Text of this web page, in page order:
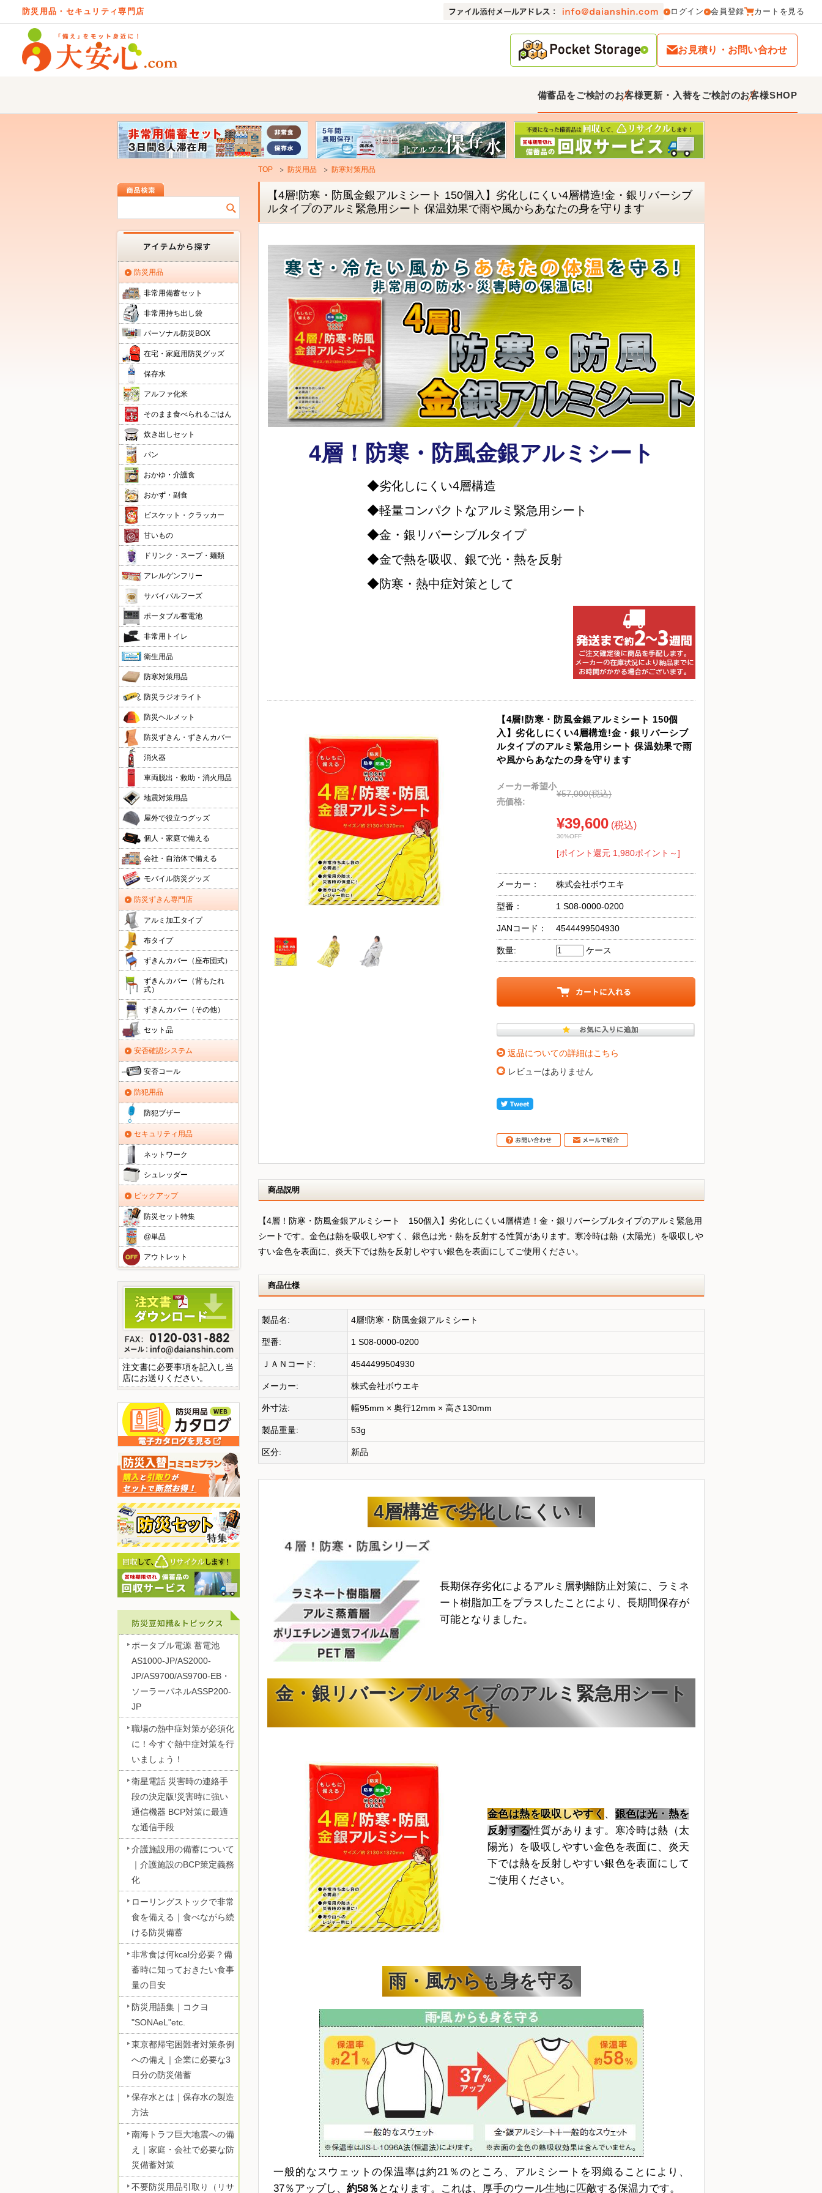
防災用品・セキュリティ専門店 ログイン 会員登録 カートを見る
お見積り・お問い合わせ
備蓄品をご検討のお客様更新・入替をご検討のお客様SHOP
TOP 防災用品 防寒対策用品
【4層!防寒・防風金銀アルミシート 150個入】劣化しにくい4層構造!金・銀リバーシブ
ルタイプのアルミ緊急用シート 保温効果で雨や風からあなたの身を守ります
4層！防寒・防風金銀アルミシート
劣化しにくい4層構造
軽量コンパクトなアルミ緊急用シート
金・銀リバーシブルタイプ
金で熱を吸収、銀で光・熱を反射
防寒・熱中症対策として
【4層!防寒・防風金銀アルミシート 150個
入】劣化しにくい4層構造!金・銀リバーシブ
ルタイプのアルミ緊急用シート 保温効果で雨
や風からあなたの身を守ります
メーカー希望小
売価格:
¥57,000(税込)
¥39,600 (税込)
30%OFF
[ポイント還元 1,980ポイント～]
メーカー： 株式会社ボウエキ
型番： 1 S08-0000-0200
JANコード： 4544499504930
数量: ケース
返品についての詳細はこちら
レビューはありません
商品説明
【4層！防寒・防風金銀アルミシート 150個入】劣化しにくい4層構造！金・銀リバーシブルタイプのアルミ緊急用
シートです。金色は熱を吸収しやすく、銀色は光・熱を反射する性質があります。寒冷時は熱（太陽光）を吸収しや
すい金色を表面に、炎天下では熱を反射しやすい銀色を表面にしてご使用ください。
商品仕様
製品名: 4層!防寒・防風金銀アルミシート
型番: 1 S08-0000-0200
ＪＡＮコード: 4544499504930
メーカー: 株式会社ボウエキ
外寸法: 幅95mm × 奥行12mm × 高さ130mm
製品重量: 53g
区分: 新品
4層構造で劣化しにくい！
長期保存劣化によるアルミ層剥離防止対策に、ラミネ
ート樹脂加工をプラスしたことにより、長期間保存が
可能となりました。
金・銀リバーシブルタイプのアルミ緊急用シート
です
金色は熱を吸収しやすく 、 銀色は光・熱を
反射する性質があります。寒冷時は熱（太
陽光）を吸収しやすい金色を表面に、炎天
下では熱を反射しやすい銀色を表面にして
ご使用ください。
雨・風からも身を守る
一般的なスウェットの保温率は約21％のところ、アルミシートを羽織ることにより、
37％アップし、 約58％ となります。これは、厚手のウール生地に匹敵する保温力です。
防災用品
非常用備蓄セット
非常用持ち出し袋
パーソナル防災BOX
在宅・家庭用防災グッズ
保存水
アルファ化米
そのまま食べられるごはん
炊き出しセット
パン
おかゆ・介護食
おかず・副食
ビスケット・クラッカー
甘いもの
ドリンク・スープ・麺類
アレルゲンフリー
サバイバルフーズ
ポータブル蓄電池
非常用トイレ
衛生用品
防寒対策用品
防災ラジオライト
防災ヘルメット
防災ずきん・ずきんカバー
消火器
車両脱出・救助・消火用品
地震対策用品
屋外で役立つグッズ
個人・家庭で備える
会社・自治体で備える
モバイル防災グッズ
防災ずきん専門店
アルミ加工タイプ
布タイプ
ずきんカバー（座布団式）
ずきんカバー（背もたれ
式）
ずきんカバー（その他）
セット品
安否確認システム
安否コール
防犯用品
防犯ブザー
セキュリティ用品
ネットワーク
シュレッダー
ピックアップ
防災セット特集
@単品
アウトレット
注文書に必要事項を記入し当
店にお送りください。
ポータブル電源 蓄電池
AS1000-JP/AS2000-
JP/AS9700/AS9700-EB・
ソーラーパネルASSP200-
JP
職場の熱中症対策が必須化
に！今すぐ熱中症対策を行
いましょう！
衛星電話 災害時の連絡手
段の決定版!災害時に強い
通信機器 BCP対策に最適
な通信手段
介護施設用の備蓄について
｜介護施設のBCP策定義務
化
ローリングストックで非常
食を備える｜食べながら続
ける防災備蓄
非常食は何kcal分必要？備
蓄時に知っておきたい食事
量の目安
防災用語集｜コクヨ
"SONAeL"etc.
東京都帰宅困難者対策条例
への備え｜企業に必要な3
日分の防災備蓄
保存水とは｜保存水の製造
方法
南海トラフ巨大地震への備
え｜家庭・会社で必要な防
災備蓄対策
不要防災用品引取り（リサ